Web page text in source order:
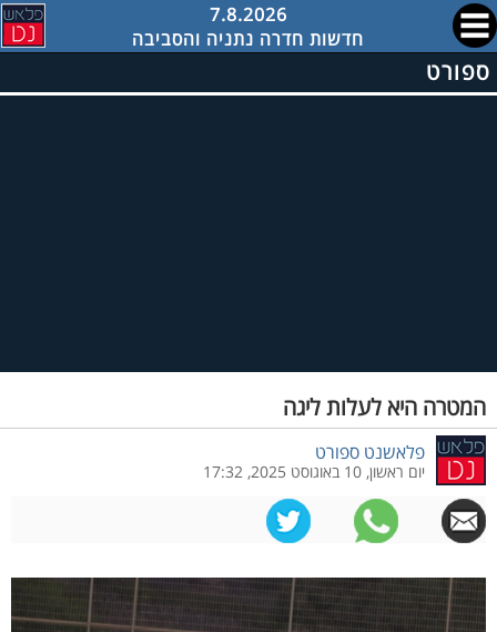
7.8.2026
חדשות חדרה נתניה והסביבה
ספורט
המטרה היא לעלות ליגה
פלאשנט ספורט
יום ראשון, 10 באוגוסט 2025, 17:32